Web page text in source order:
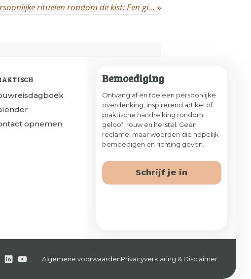
Creatieve en persoonlijke rituelen rondom de kist: Een gids voor afscheid nemen, verwerken en het vieren van het leven »
opnemen
Bemoediging
Ontvang af en toe een persoonlijke
overdenking, inspirerend artikel of
praktische handreiking rondom
geloof, rouw en herstel. Geen
reclame, maar woorden die hopelijk
bemoedigen en richting geven.
Schrijf je in
Algemene voorwaardenPrivacyverklaring & Disclaimer